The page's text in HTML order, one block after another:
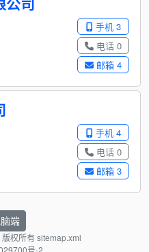
手机 3
电话 0
邮箱 4
手机 4
电话 0
邮箱 3
端
权所有sitemap.xml
号-2